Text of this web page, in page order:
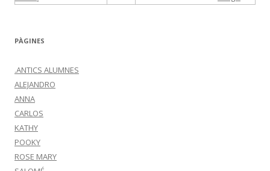
PÀGINES
.ANTICS ALUMNES
ALEJANDRO
ANNA
CARLOS
KATHY
POOKY
ROSE MARY